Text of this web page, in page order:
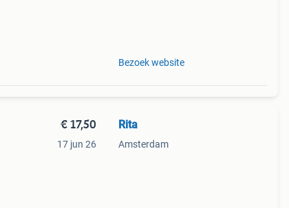
Bezoek website
€ 17,50
17 jun 26
Rita
Amsterdam